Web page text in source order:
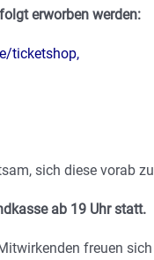
erworben werden:
ticketshop,
sich diese vorab
ab 19 Uhr statt.
freuen